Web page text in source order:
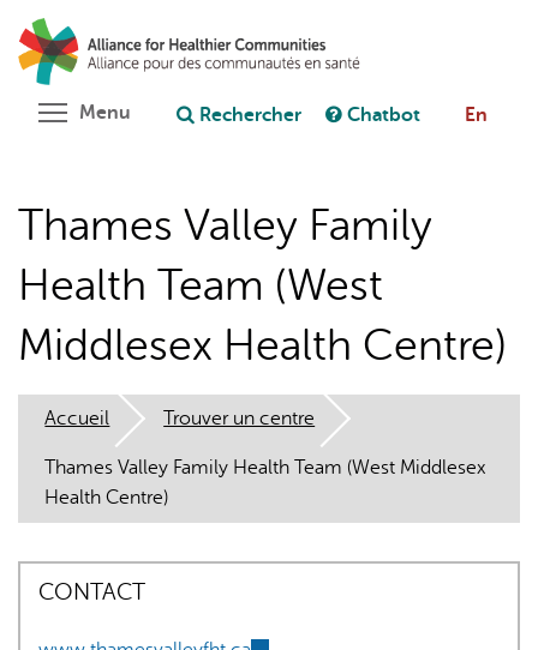
Aller
au
contenu
principal
Poser une question au chatbot
Menu Toggle menu visibility
Rechercher Chatbot En
Thames Valley Family
Health Team (West
Middlesex Health Centre)
Accueil Trouver un centre
Thames Valley Family Health Team (West Middlesex
Health Centre)
CONTACT